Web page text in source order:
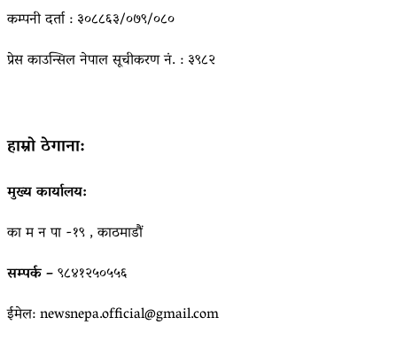
कम्पनी दर्ता : ३०८८६३/०७९/०८०
प्रेस काउन्सिल नेपाल सूचीकरण नं. : ३९८२
हाम्रो ठेगाना:
मुख्य कार्यालय:
का म न पा -१९ , काठमाडौं
सम्पर्क –९८४१२५०५५६
ईमेल: newsnepa.official@gmail.com